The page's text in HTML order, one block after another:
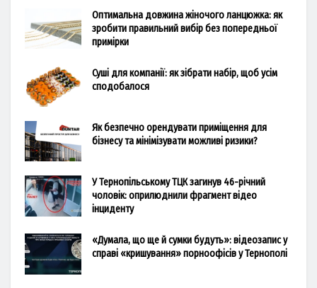
Оптимальна довжина жіночого ланцюжка: як
зробити правильний вибір без попередньої
примірки
Суші для компанії: як зібрати набір, щоб усім
сподобалося
Як безпечно орендувати приміщення для
бізнесу та мінімізувати можливі ризики?
У Тернопільському ТЦК загинув 46-річний
чоловік: оприлюднили фрагмент відео
інциденту
«Думала, що ще й сумки будуть»: відеозапис у
справі «кришування» порноофісів у Тернополі